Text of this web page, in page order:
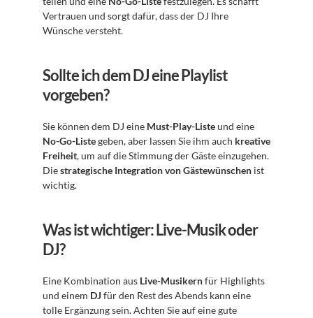
Vertrauen und sorgt dafür, dass der DJ Ihre
Wünsche versteht.
Sollte ich dem DJ eine Playlist
vorgeben?
Sie können dem DJ eine Must-Play-Liste
No-Go-Liste geben, aber lassen Sie ihm auch kreative
Freiheit, um auf die Stimmung der Gäste einzugehen.
Die strategische Integration von Gästewünschen ist
wichtig.
Was ist wichtiger: Live-Musik oder
DJ?
Eine Kombination aus Live-Musikern für Highlights
und einem DJ für den Rest des Abends kann eine